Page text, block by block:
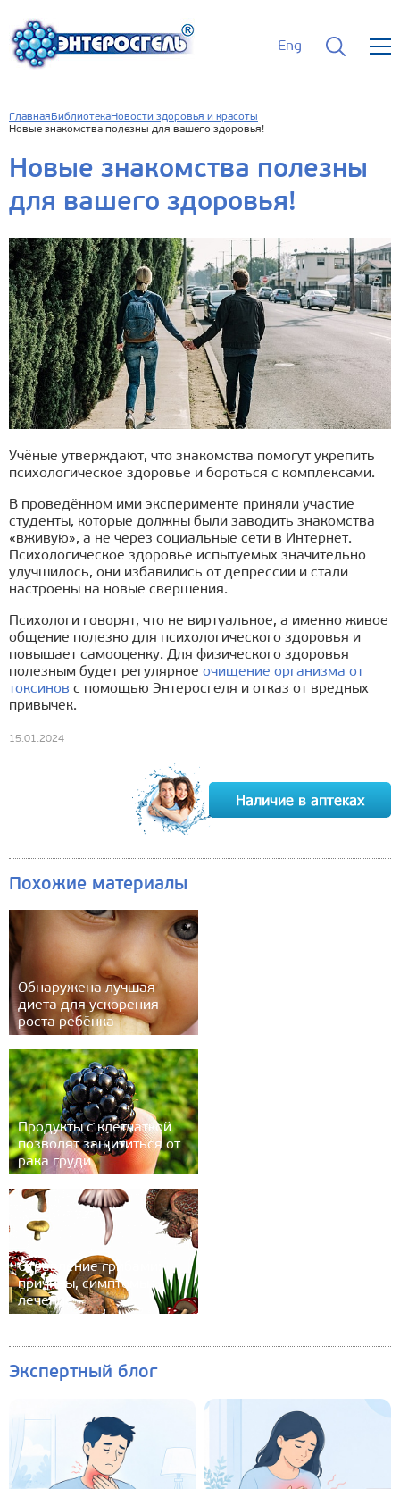
Eng
Главная БиблиотекаНовости здоровья и красоты
Новые знакомства полезны для вашего здоровья!
Новые знакомства полезны
для вашего здоровья!
Учёные утверждают, что знакомства помогут укрепить
психологическое здоровье и бороться с комплексами.
В проведённом ими эксперименте приняли участие
студенты, которые должны были заводить знакомства
«вживую», а не через социальные сети в Интернет.
Психологическое здоровье испытуемых значительно
улучшилось, они избавились от депрессии и стали
настроены на новые свершения.
Психологи говорят, что не виртуальное, а именно живое
общение полезно для психологического здоровья и
повышает самооценку. Для физического здоровья
полезным будет регулярное очищение организма от
токсинов с помощью Энтеросгеля и отказ от вредных
привычек.
15.01.2024
Похожие материалы
Обнаружена лучшая
диета для ускорения
роста ребёнка
Продукты с клетчаткой
позволят защититься от
рака груди
Отравление грибами:
причины, симптомы,
лечение
Экспертный блог